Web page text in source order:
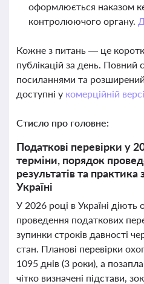
оформлюється наказом
контролюючого органу.
Кожне з питань — це
публікацій за день.
посиланнями та
доступні у комерційній
Стисло про головне:
Податкові перевірки у
терміни, порядок
результатів та практика
Україні
У 2026 році в Україні діють
проведення податкових
зупинки строків давності
стан. Планові перевірки
1095 днів (3 роки), а
чітко визначені підстави,